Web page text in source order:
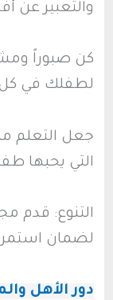
والتعبير عن
كن صبوراً
لطفلك في
جعل التعلم
التي يحبها
التنوع: قدم
لضمان
دور الأهل